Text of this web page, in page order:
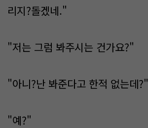
리지?돌겠네."
"저는 그럼 봐주시는 건가요?"
"아니?난 봐준다고 한적 없는데?"
"예?"